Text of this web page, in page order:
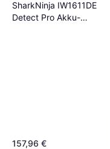
SharkNinja IW1611DE
Detect Pro Akku-
157,96 €